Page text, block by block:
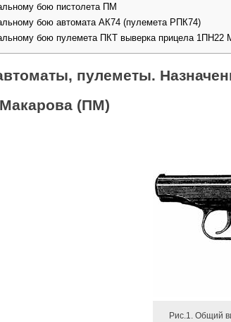
бою пистолета ПМ
бою автомата АК74 (пулемета РПК74)
бою пулемета ПКТ выверка прицела
пулеметы.
(ПМ)
Рис.1. Общий